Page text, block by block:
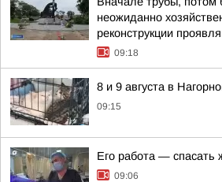
неожиданно
реконструкции
09:18
8 и 9 августа в
09:15
Его работа — спасать
09:06